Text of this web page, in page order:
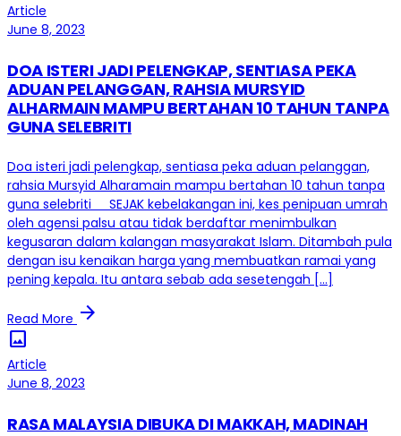
Article
June 8, 2023
DOA ISTERI JADI PELENGKAP, SENTIASA PEKA
ADUAN PELANGGAN, RAHSIA MURSYID
ALHARMAIN MAMPU BERTAHAN 10 TAHUN TANPA
GUNA SELEBRITI
Doa isteri jadi pelengkap, sentiasa peka aduan pelanggan,
rahsia Mursyid Alharamain mampu bertahan 10 tahun tanpa
guna selebriti SEJAK kebelakangan ini, kes penipuan umrah
oleh agensi palsu atau tidak berdaftar menimbulkan
kegusaran dalam kalangan masyarakat Islam. Ditambah pula
dengan isu kenaikan harga yang membuatkan ramai yang
pening kepala. Itu antara sebab ada sesetengah […]
Read More arrow_forward
image
Article
June 8, 2023
RASA MALAYSIA DIBUKA DI MAKKAH, MADINAH